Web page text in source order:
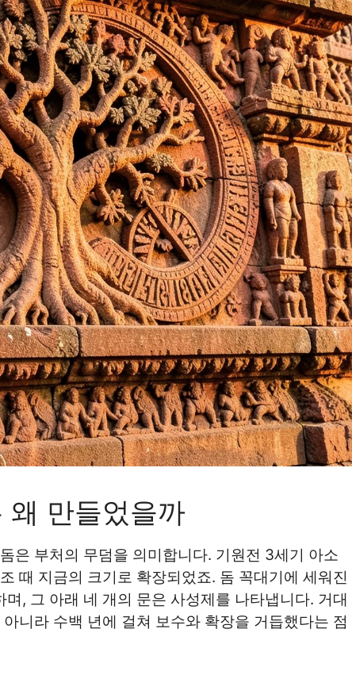
왜 만들었을까
은 부처의 무덤을 의미합니다. 기원전 3세기 아소
때 지금의 크기로 확장되었죠. 돔 꼭대기에 세워진
, 그 아래 네 개의 문은 사성제를 나타냅니다. 거대
니라 수백 년에 걸쳐 보수와 확장을 거듭했다는 점